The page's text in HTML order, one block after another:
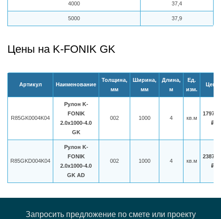
4000 37,4
5000 37,9
Цены на K-FONIK GK
Артикул Наименование
Толщина,
мм
Ширина,
мм
Длина,
м
Ед.
изм.
Цена
R85GK0004K04
Рулон K-
FONIK
2.0x1000-4.0
GK
002 1000 4 кв.м
₽
R85GKD004K04
Рулон K-
FONIK
2.0x1000-4.0
GK AD
002 1000 4 кв.м
₽
Запросить предложение по смете или проекту